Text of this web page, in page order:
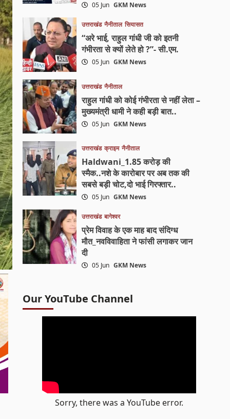
05 Jun GKM News
उत्तराखंड नैनीताल सियासत
“अरे भाई, राहुल गांधी जी को इतनी
गंभीरता से क्यों लेते हो ?”- सी.एम.
05 Jun GKM News
उत्तराखंड नैनीताल
राहुल गांधी को कोई गंभीरता से नहीं लेता –
मुख्यमंत्री धामी ने कही बड़ी बात..
05 Jun GKM News
उत्तराखंड क्राइम नैनीताल
Haldwani_1.85 करोड़ की
स्मैक..नशे के कारोबार पर अब तक की
सबसे बड़ी चोट,दो भाई गिरफ्तार..
05 Jun GKM News
उत्तराखंड बागेश्वर
प्रेम विवाह के एक माह बाद संदिग्ध
मौत_नवविवाहिता ने फांसी लगाकर जान
दी
05 Jun GKM News
Our YouTube Channel
Sorry, there was a YouTube error.